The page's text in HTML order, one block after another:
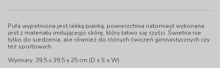
Pufa wypełniona jest lekką pianką, powierzchnia natomiast wykonana
jest z materiału imitującego skórę, który łatwo się czyści. Świetna nie
tylko do siedzenia, ale również do różnych ćwiczeń gimnastycznych czy
też sportowych.
Wymiary: 39,5 x 39,5 x 25 cm (D x S x W)